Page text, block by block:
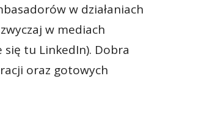
w działaniach
w mediach
się tu LinkedIn). Dobra
oraz gotowych